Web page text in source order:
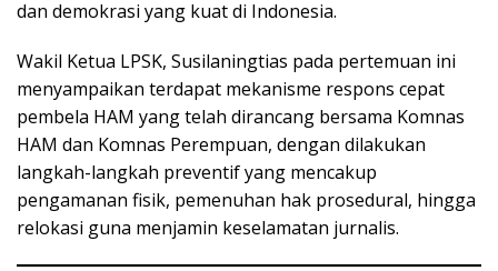
dan demokrasi yang kuat di Indonesia.
Wakil Ketua LPSK, Susilaningtias pada pertemuan ini
menyampaikan terdapat mekanisme respons cepat
pembela HAM yang telah dirancang bersama Komnas
HAM dan Komnas Perempuan, dengan dilakukan
langkah-langkah preventif yang mencakup
pengamanan fisik, pemenuhan hak prosedural, hingga
relokasi guna menjamin keselamatan jurnalis.